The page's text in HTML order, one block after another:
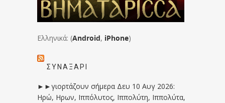
Ελληνικά: (Android, iPhone)
ΣΥΝΑΞΆΡΙ
►►γιορτάζουν σήμερα Δευ 10 Αυγ 2026:
Ηρώ, Ηρων, Ιππόλυτος, Ιππολύτη, Ιππολύτα,